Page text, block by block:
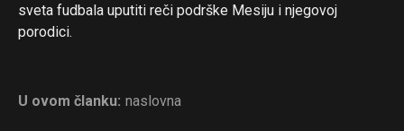
sveta fudbala uputiti reči podrške Mesiju i njegovoj
porodici.
U ovom članku: naslovna